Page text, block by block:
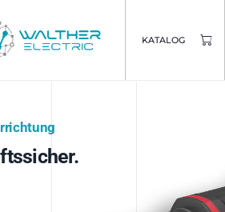
KATALOG
Stromverteilung
Energie.